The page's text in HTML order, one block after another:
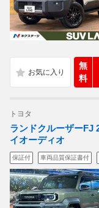
無
料
トヨタ
ランドクルーザーFJ
イオーディオ
保証付 車両品質保証書付